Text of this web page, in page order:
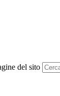
del sito